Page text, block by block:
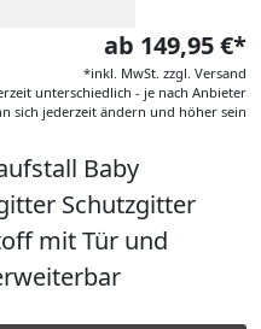
ab 149,95 €*
*inkl. MwSt. zzgl. Versand
unterschiedlich - je nach Anbieter
sich jederzeit ändern und höher sein
Baby
Schutzgitter
mit Tür und